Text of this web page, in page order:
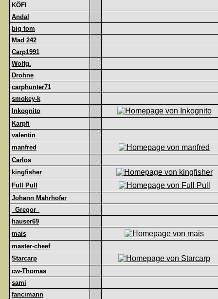
KÖFI
Andal
big tom
Mad 242
Carp1991
Wolfg.
Drohne
carphunter71
smokey-k
Inkognito
Karpfi
valentin
manfred
Carlos
kingfisher
Full Pull
Johann Mahrhofer
_Gregor_
hauser69
mais
master-cheef
Starcarp
cw-Thomas
sami
fancimann